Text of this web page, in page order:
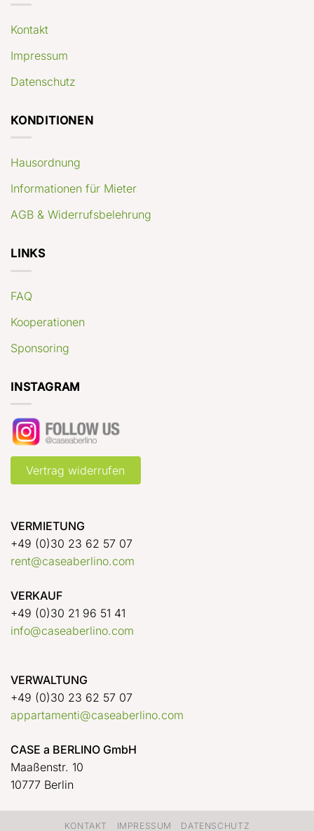
Kontakt
Impressum
Datenschutz
KONDITIONEN
Hausordnung
Informationen für Mieter
AGB & Widerrufsbelehrung
LINKS
FAQ
Kooperationen
Sponsoring
INSTAGRAM
Vertrag widerrufen
VERMIETUNG
+49 (0)30 23 62 57 07
rent@caseaberlino.com
VERKAUF
+49 (0)30 21 96 51 41
info@caseaberlino.com
VERWALTUNG
+49 (0)30 23 62 57 07
appartamenti@caseaberlino.com
CASE a BERLINO GmbH
Maaßenstr. 10
10777 Berlin
KONTAKT IMPRESSUM DATENSCHUTZ